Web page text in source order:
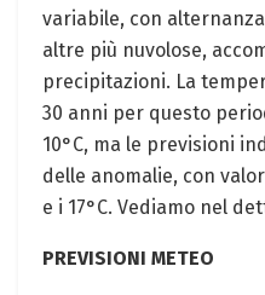
variabile, con
altre più nuvolose,
precipitazioni. La
30 anni per questo
10°C, ma le previsioni
delle anomalie, con
e i 17°C. Vediamo nel
PREVISIONI METEO